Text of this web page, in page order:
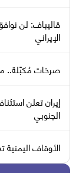
قاليباف: لن
الإيراني
صرخات مُكبّلة..
إيران تعلن
الجنوبي
الأوقاف اليمنية